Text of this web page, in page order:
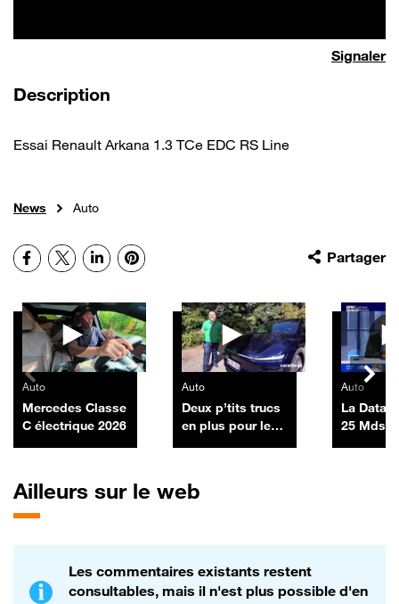
Signaler
Description
Essai Renault Arkana 1.3 TCe EDC RS Line
News Auto
Partager
Facebook
X LinkedInPinterest
Autres vidéos
Auto
Mercedes Classe
C électrique 2026
Auto
Deux p’tits trucs
en plus pour le
Auto
La Data
25 Mds$
Ailleurs sur le web
Les commentaires existants restent
consultables, mais il n'est plus possible d'en